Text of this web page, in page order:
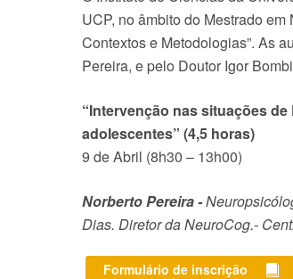
PhD in Nursing
Postgraduate and Advanced Training
Postgraduate Programs
Microcredenciais
Creating Health
International Relations and Mobility
Portuguese Palliative Care Observatory
Center for Interdisciplinary Research in
Pedipedia
Cadernos da Saúde
Campus
Equipment at UCP's Lisbon campus
Iniciativas Nacionais
UCP2 Mental Health
UCP, no âmbito do Mestrado
Contextos e Metodologias”. As
Pereira, e pelo Doutor Igor
“Intervenção nas situações
adolescentes” (4,5 horas)
9 de Abril (8h30 – 13h00)
Norberto Pereira -
Dias. Diretor da NeuroCog.-
Formulário de inscrição